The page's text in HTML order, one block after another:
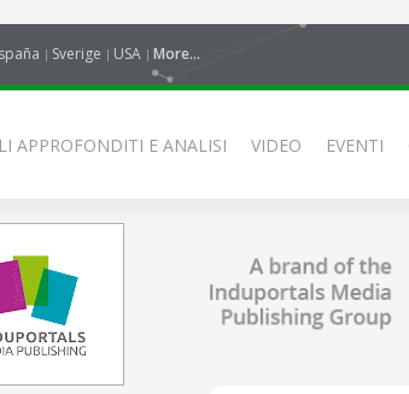
Sverige USA More...
APPROFONDITI E ANALISI VIDEO EVENTI